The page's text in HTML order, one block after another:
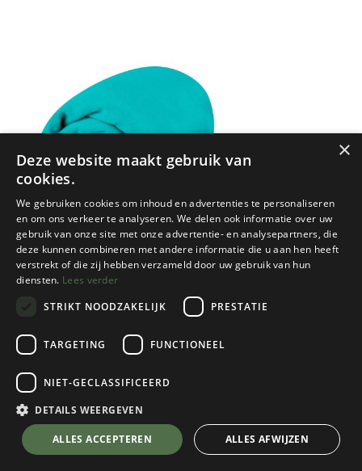
Sea to Summit
Pocket Towel Medium
Baltic
Kies een maat
💬 Stel je vraag over dit product via WhatsApp
×
Deze website maakt gebruik van
cookies.
We gebruiken cookies om inhoud en advertenties te personaliseren
en om ons verkeer te analyseren. We delen ook informatie over uw
gebruik van onze site met onze advertentie- en analysepartners, die
deze kunnen combineren met andere informatie die u aan hen heeft
verstrekt of die zij hebben verzameld door uw gebruik van hun
diensten. Lees verder
STRIKT NOODZAKELIJK
PRESTATIE
TARGETING FUNCTIONEEL
NIET-GECLASSIFICEERD
DETAILS WEERGEVEN
ALLES ACCEPTEREN ALLES AFWIJZEN